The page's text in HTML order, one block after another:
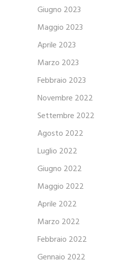
Giugno 2023
Maggio 2023
Aprile 2023
Marzo 2023
Febbraio 2023
Novembre 2022
Settembre 2022
Agosto 2022
Luglio 2022
Giugno 2022
Maggio 2022
Aprile 2022
Marzo 2022
Febbraio 2022
Gennaio 2022